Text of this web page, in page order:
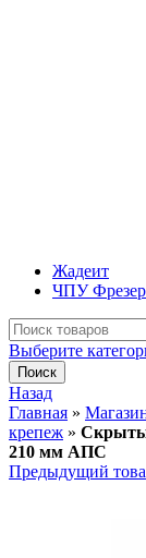
Жадеит
ЧПУ
Искать:
Выберите
Поиск
Назад
Главная »
крепеж »
210 мм АПС
Предыдущий